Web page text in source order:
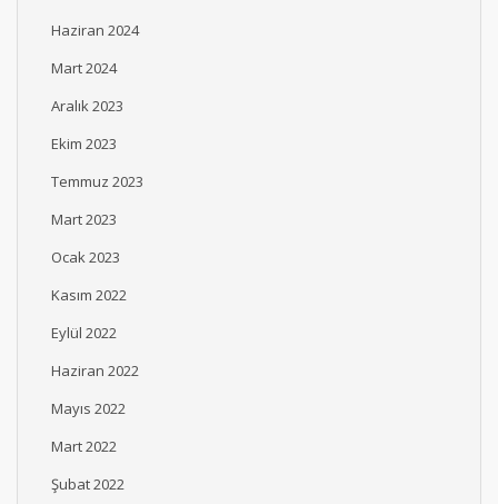
Haziran 2024
Mart 2024
Aralık 2023
Ekim 2023
Temmuz 2023
Mart 2023
Ocak 2023
Kasım 2022
Eylül 2022
Haziran 2022
Mayıs 2022
Mart 2022
Şubat 2022